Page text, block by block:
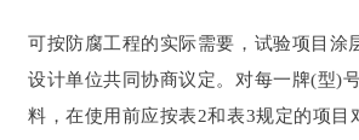
可按防腐工程的实际需要，试验项目涂
设计单位共同协商议定。对每一牌(型)
料，在使用前应按表2和表3规定的项目